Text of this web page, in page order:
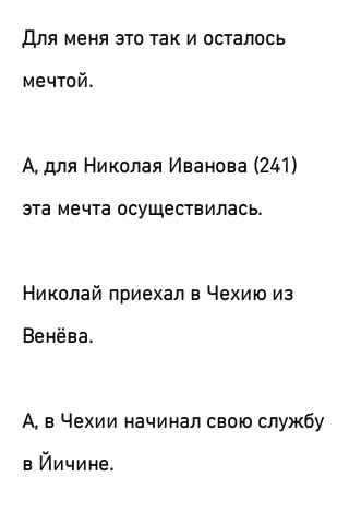
Для меня это так и осталось
мечтой.
А, для Николая Иванова (241)
эта мечта осуществилась.
Николай приехал в Чехию из
Венёва.
А, в Чехии начинал свою службу
в Йичине.